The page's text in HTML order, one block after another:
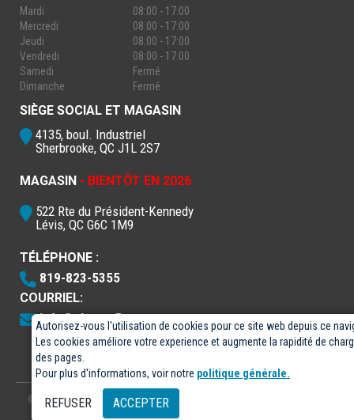
Autorisez-vous l'utilisation de cookies pour ce site web depuis ce
Les cookies améliore votre experience et augmente la rapidité de
des pages.
Pour plus d'informations, voir notre politique générale.
REFUSER ACCEPTER
© 2026- Électro-5 inc.
Mardi
08:00 - 17:00
Mercredi
08:00 - 17:00
Jeudi
08:00 - 17:00
Vendredi
08:00 - 17:00
Samedi
Fermé
Dimanche
Fermé
SIÈGE SOCIAL ET MAGASIN
4135, boul. Industriel
Sherbrooke, QC J1L 2S7
MAGASIN - BIENTÔT EN 2026
522 Rte du Président-Kennedy
Lévis, QC G6C 1M9
TÉLÉPHONE :
819-823-5355
COURRIEL:
info@electro5.com